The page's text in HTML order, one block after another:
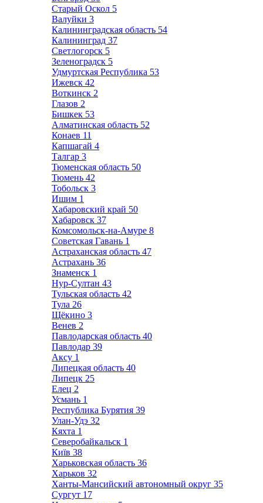
Старый Оскол 5
Валуйки 3
Калининградская область 54
Калининград 37
Светлогорск 5
Зеленоградск 5
Удмуртская Республика 53
Ижевск 42
Воткинск 2
Глазов 2
Бишкек 53
Алматинская область 52
Конаев 11
Капшагай 4
Талгар 3
Тюменская область 50
Тюмень 42
Тобольск 3
Ишим 1
Хабаровский край 50
Хабаровск 37
Комсомольск-на-Амуре 8
Советская Гавань 1
Астраханская область 47
Астрахань 36
Знаменск 1
Нур-Султан 43
Тульская область 42
Тула 26
Щёкино 3
Венев 2
Павлодарская область 40
Павлодар 39
Аксу 1
Липецкая область 40
Липецк 25
Елец 2
Усмань 1
Республика Бурятия 39
Улан-Удэ 32
Кяхта 1
Северобайкальск 1
Київ 38
Харьковская область 36
Харьков 32
Ханты-Мансийский автономный округ 35
Сургут 17